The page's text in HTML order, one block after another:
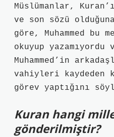
Müslümanlar,
ve son sözü
göre, Muhammed bu
okuyup yazamıyordu
Muhammed’in
vahiyleri kaydeden
görev yaptığını
Kuran hangi
gönderilmiştir?